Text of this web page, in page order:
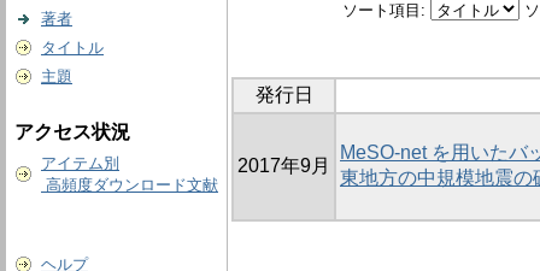
著者
タイトル
主題
アクセス状況
アイテム別
高頻度ダウンロード文献
ヘルプ
ソート項目:
発行日
2017年9月
MeSO-net を用いたバ
東地方の中規模地震の